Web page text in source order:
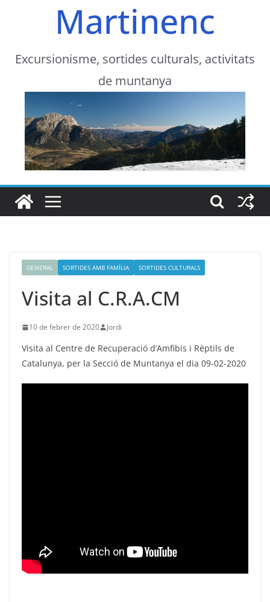
Martinenc
Excursionisme, sortides culturals, activitats
de muntanya
GENERAL SORTIDES AMB FAMÍLIA SORTIDES CULTURALS
Visita al C.R.A.CM
10 de febrer de 2020 Jordi
Visita al Centre de Recuperació d’Amfibis i Rèptils de
Catalunya, per la Secció de Muntanya el dia 09-02-2020